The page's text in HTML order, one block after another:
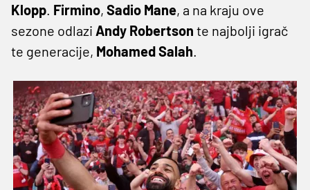
Klopp. Firmino, Sadio Mane, a na kraju ove
sezone odlazi Andy Robertson te najbolji igrač
te generacije, Mohamed Salah.